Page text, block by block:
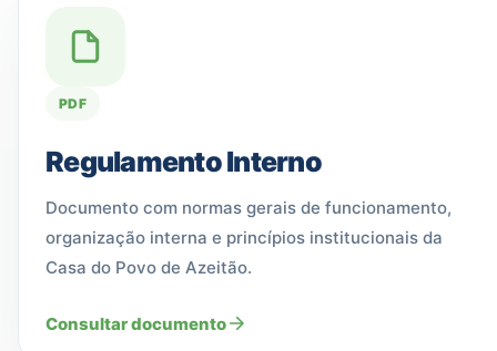
PDF
Regulamento Interno
Documento com normas gerais de funcionamento,
organização interna e princípios institucionais da
Casa do Povo de Azeitão.
Consultar documento